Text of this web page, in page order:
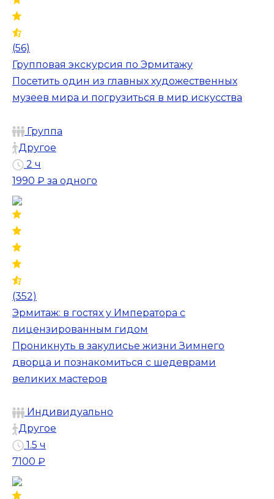
(56)
Групповая экскурсия по Эрмитажу
Посетить один из главных художественных
музеев мира и погрузиться в мир искусства
Группа
Другое
2 ч
1990 ₽ за одного
(352)
Эрмитаж: в гостях у Императора с
лицензированным гидом
Проникнуть в закулисье жизни Зимнего
дворца и познакомиться с шедеврами
великих мастеров
Индивидуально
Другое
1.5 ч
7100 ₽